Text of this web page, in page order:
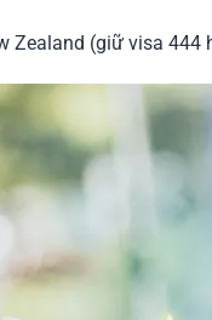
Zealand (giữ visa